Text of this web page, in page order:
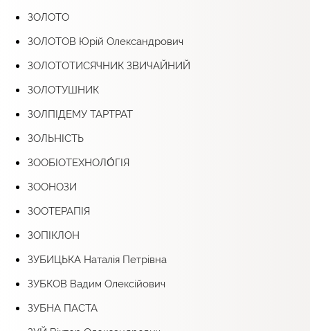
ЗОЛОТО
ЗОЛОТОВ Юрій Олександрович
ЗОЛОТОТИСЯЧНИК ЗВИЧАЙНИЙ
ЗОЛОТУШНИК
ЗОЛПІДЕМУ ТАРТРАТ
ЗОЛЬНІСТЬ
ЗООБІОТЕХНОЛО́ГІЯ
ЗООНОЗИ
ЗООТЕРАПІЯ
ЗОПІКЛОН
ЗУБИЦЬКА Наталія Петрівна
ЗУБКОВ Вадим Олексійович
ЗУБНА ПАСТА